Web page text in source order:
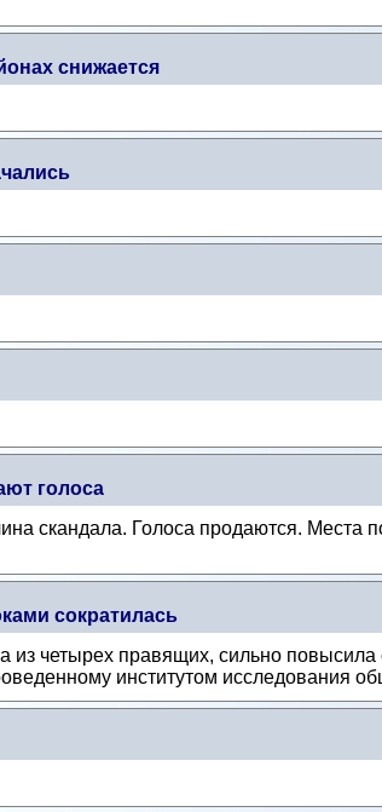
снижается
голоса
скандала. Голоса продаются. Места
сократилась
четырех правящих, сильно повысила
институтом исследования